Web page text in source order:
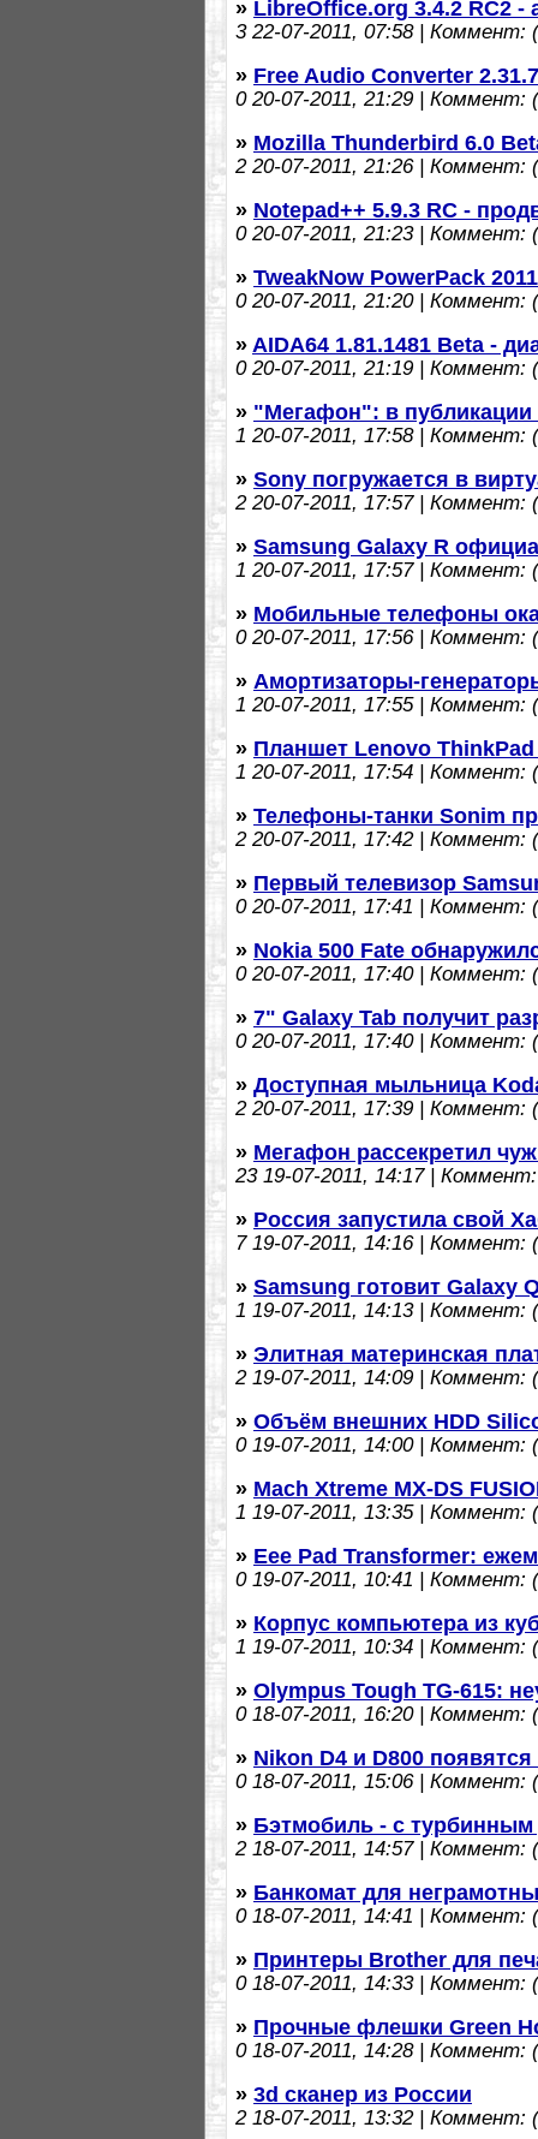
» LibreOffice.org 3.4.2 RC2 -
322-07-2011, 07:58 | Коммент:
» Free Audio Converter
020-07-2011, 21:29 | Коммент:
» Mozilla Thunderbird 6.0
220-07-2011, 21:26 | Коммент:
» Notepad++ 5.9.3 RC -
020-07-2011, 21:23 | Коммент:
» TweakNow PowerPack
020-07-2011, 21:20 | Коммент:
» AIDA64 1.81.1481 Beta -
020-07-2011, 21:19 | Коммент:
» "Мегафон": в публикации
1 20-07-2011, 17:58 | Коммент:
» Sony погружается в
220-07-2011, 17:57 | Коммент:
» Samsung Galaxy R
1 20-07-2011, 17:57 | Коммент:
» Мобильные телефоны
020-07-2011, 17:56 | Коммент:
» Амортизаторы-
1 20-07-2011, 17:55 | Коммент:
» Планшет Lenovo
1 20-07-2011, 17:54 | Коммент:
» Телефоны-танки Sonim
220-07-2011, 17:42 | Коммент:
» Первый телевизор
020-07-2011, 17:41 | Коммент:
» Nokia 500 Fate
020-07-2011, 17:40 | Коммент:
» 7" Galaxy Tab получит
020-07-2011, 17:40 | Коммент:
» Доступная мыльница
220-07-2011, 17:39 | Коммент:
» Мегафон рассекретил
2319-07-2011, 14:17 |
» Россия запустила свой
719-07-2011, 14:16 | Коммент:
» Samsung готовит Galaxy
1 19-07-2011, 14:13 | Коммент:
» Элитная материнская
219-07-2011, 14:09 | Коммент:
» Объём внешних HDD
019-07-2011, 14:00 | Коммент:
» Mach Xtreme MX-DS
1 19-07-2011, 13:35 | Коммент:
» Eee Pad Transformer:
019-07-2011, 10:41 | Коммент:
» Корпус компьютера из
1 19-07-2011, 10:34 | Коммент:
» Olympus Tough TG-615:
018-07-2011, 16:20 | Коммент:
» Nikon D4 и D800 появятся
018-07-2011, 15:06 | Коммент:
» Бэтмобиль - с турбинным
218-07-2011, 14:57 | Коммент:
» Банкомат для
018-07-2011, 14:41 | Коммент:
» Принтеры Brother для
018-07-2011, 14:33 | Коммент:
» Прочные флешки Green
018-07-2011, 14:28 | Коммент:
» 3d сканер из России
218-07-2011, 13:32 | Коммент: